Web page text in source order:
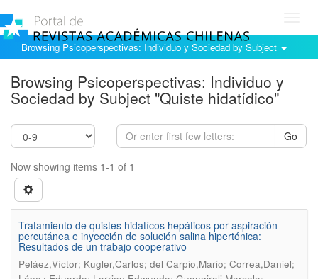
Browsing Psicoperspectivas: Individuo y Sociedad by Subject
Browsing Psicoperspectivas: Individuo y
Sociedad by Subject "Quiste hidatídico"
Go
Now showing items 1-1 of 1
Tratamiento de quistes hidatícos hepáticos por aspiración
percutánea e inyección de solución salina hipertónica:
Resultados de un trabajo cooperativo
Peláez,Víctor; Kugler,Carlos; del Carpio,Mario; Correa,Daniel;